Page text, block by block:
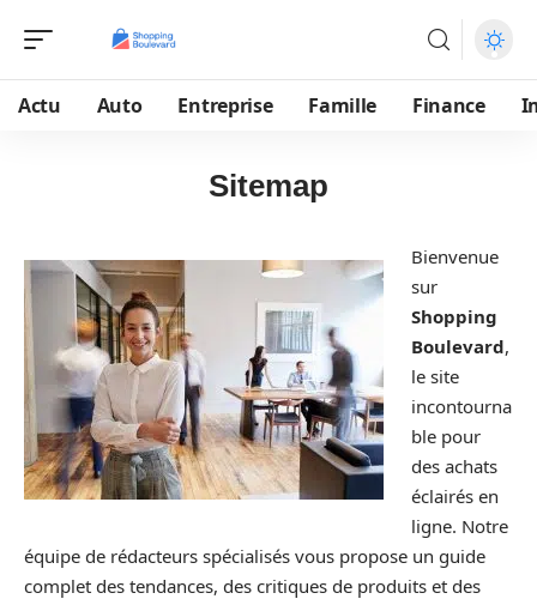
Actu Auto Entreprise Famille Finance
Sitemap
Bienvenue
sur
Shopping
Boulevard,
le site
incontourna
ble pour
des achats
éclairés en
ligne. Notre
équipe de rédacteurs spécialisés vous propose un guide
complet des tendances, des critiques de produits et des